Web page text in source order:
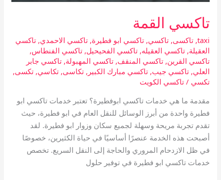
تاكسي القمة
taxi
,تاكسى,تاكسي,تاكسي ابو فطيرة,تاكسي الاحمدي,تاكسي
العقيلة,تاكسي العقيله,تاكسي الفحيحيل,تاكسي الفنطاس,
تاكسي القرين,تاكسي المنقف,تاكسي المهبولة,تاكسي جابر
العلي,تاكسي جيب,تاكسي مبارك الكبير ,تكاسى,تكاسي,تكسى,
تكسي /تاكسي الكويت
مقدمة ما هي خدمات تاكسي ابوفطيرة؟ تعتبر خدمات تاكسي ابو
فطيرة واحدة من أبرز الوسائل للنقل العام في ابو فطيرة، حيث
تقدم تجربة مريحة وسهلة لجميع سكان وزوار ابو فطيرة. لقد
أصبحت هذه الخدمة عنصرًا أساسيًا في حياة الكثيرين، خصوصًا
في ظل الازدحام المروري والحاجة إلى النقل السريع. تخصص
خدمات تاكسي ابو فطيرة في توفير حلول